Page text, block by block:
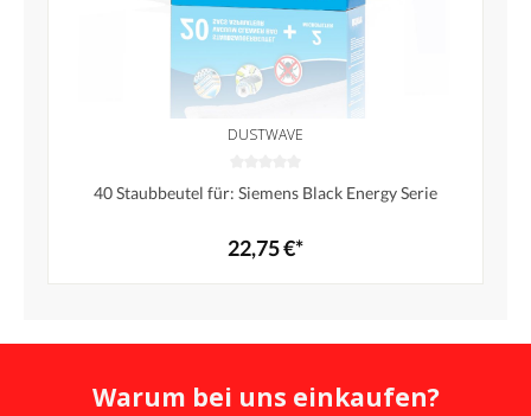
DUSTWAVE
40 Staubbeutel für: Siemens Black Energy Serie
22,75 €*
Warum bei uns einkaufen?